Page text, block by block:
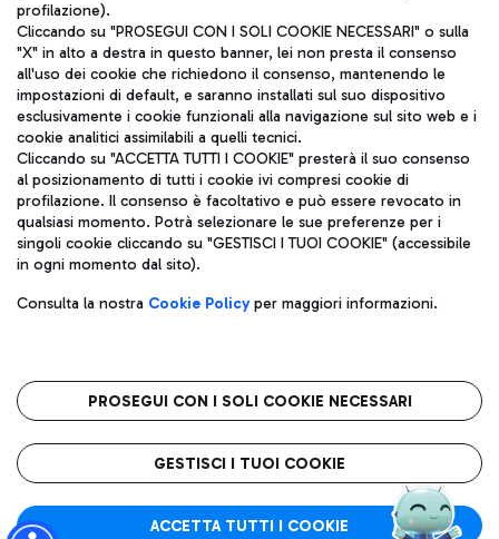
Aeroporti di Roma S.p.A. - Società soggetta a direzione e
coordinamento di Mundys S.p.A.
Codice fiscale e Registro delle Imprese di Roma 13032990155 P.
IVA 06572251004
Capitale sociale 62.224.743,00 int. vers.
Sede legale: Via Pier Paolo Racchetti 1 - 00054 Fiumicino (RM)
telefono +39 06 65951
Privacy policy
Note legali
Roma FCO
L'aeroporto stellato
profilazione).
Cliccando su "PROSEGUI CON I SOLI COOKIE NECESSARI" o sulla
"X" in alto a destra in questo banner, lei non presta il consenso
all'uso dei cookie che richiedono il consenso, mantenendo le
impostazioni di default, e saranno installati sul suo dispositivo
esclusivamente i cookie funzionali alla navigazione sul sito web e i
cookie analitici assimilabili a quelli tecnici.
Cliccando su "ACCETTA TUTTI I COOKIE" presterà il suo consenso
al posizionamento di tutti i cookie ivi compresi cookie di
profilazione. Il consenso è facoltativo e può essere revocato in
qualsiasi momento. Potrà selezionare le sue preferenze per i
singoli cookie cliccando su "GESTISCI I TUOI COOKIE" (accessibile
in ogni momento dal sito).
Consulta la nostra Cookie Policyper maggiori informazioni.
PROSEGUI CON I SOLI COOKIE NECESSARI
GESTISCI I TUOI COOKIE
ACCETTA TUTTI I COOKIE